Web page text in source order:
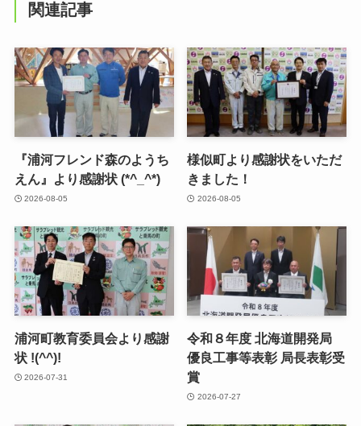
関連記事
『浦河フレンド森のようち
えん』より感謝状 (*^_^*)
2026-08-05
様似町より感謝状をいただ
きました！
2026-08-05
浦河町教育委員会より感謝
状 !(^^)!
2026-07-31
令和８年度 北海道開発局
優良工事等表彰 局長表彰受
賞
2026-07-27